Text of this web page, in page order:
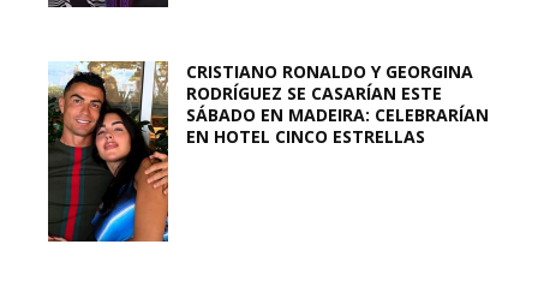
CRISTIANO RONALDO Y GEORGINA
RODRÍGUEZ SE CASARÍAN ESTE
SÁBADO EN MADEIRA: CELEBRARÍAN
EN HOTEL CINCO ESTRELLAS